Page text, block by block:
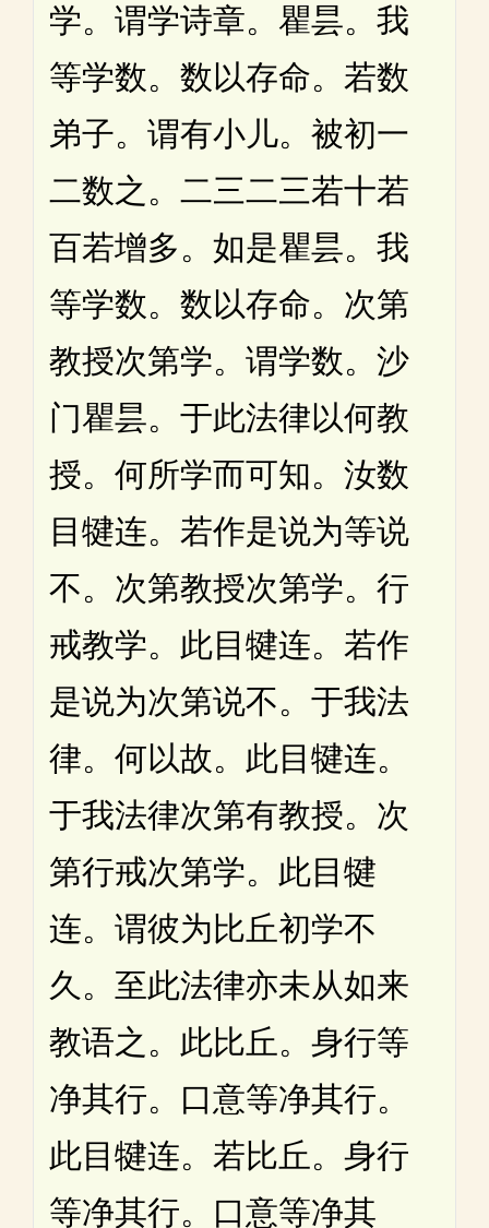
学。谓学诗章。瞿昙。我
等学数。数以存命。若数
弟子。谓有小儿。被初一
二数之。二三二三若十若
百若增多。如是瞿昙。我
等学数。数以存命。次第
教授次第学。谓学数。沙
门瞿昙。于此法律以何教
授。何所学而可知。汝数
目犍连。若作是说为等说
不。次第教授次第学。行
戒教学。此目犍连。若作
是说为次第说不。于我法
律。何以故。此目犍连。
于我法律次第有教授。次
第行戒次第学。此目犍
连。谓彼为比丘初学不
久。至此法律亦未从如来
教语之。此比丘。身行等
净其行。口意等净其行。
此目犍连。若比丘。身行
等净其行。口意等净其